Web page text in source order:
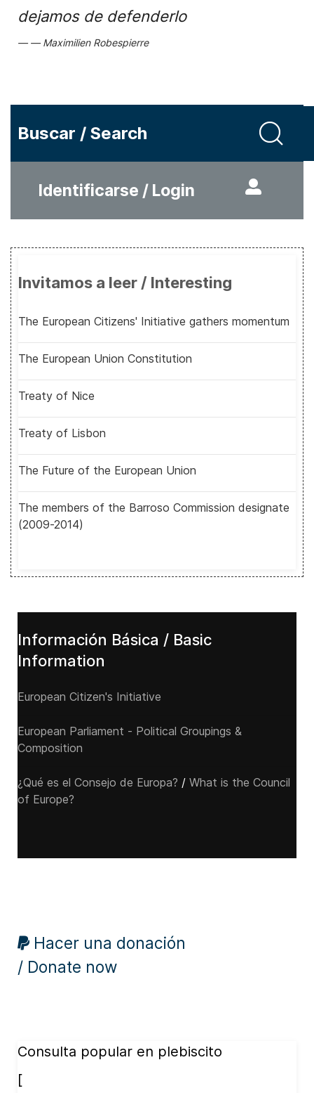
dejamos de defenderlo
Maximilien Robespierre
Buscar / Search
Identificarse / Login
Invitamos a leer / Interesting
The European Citizens' Initiative gathers momentum
The European Union Constitution
Treaty of Nice
Treaty of Lisbon
The Future of the European Union
The members of the Barroso Commission designate
(2009-2014)
Información Básica / Basic
Information
European Citizen's Initiative
European Parliament - Political Groupings &
Composition
¿Qué es el Consejo de Europa? / What is the Council
of Europe?
Hacer una donación
/ Donate now
Consulta popular en plebiscito
[